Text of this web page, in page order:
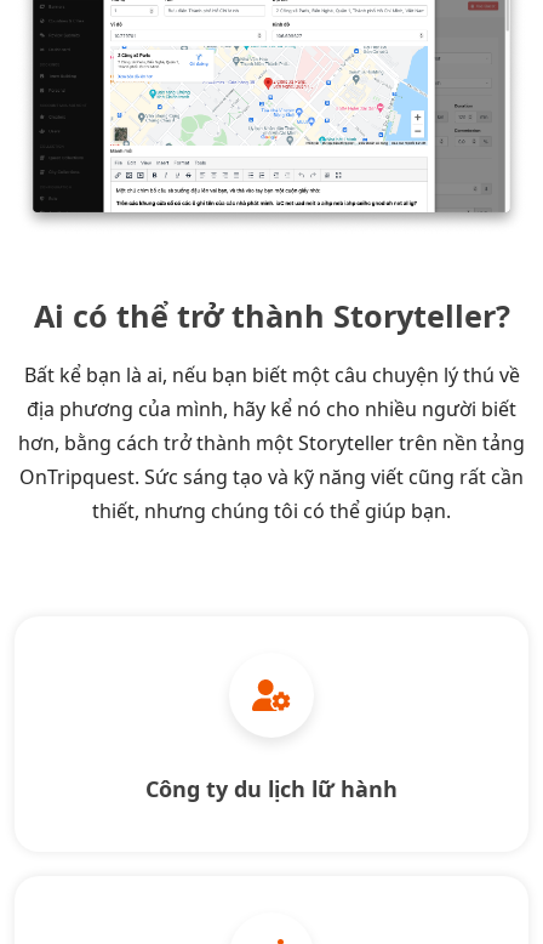
Ai có thể trở thành Storyteller?
Bất kể bạn là ai, nếu bạn biết một câu chuyện lý thú về
địa phương của mình, hãy kể nó cho nhiều người biết
hơn, bằng cách trở thành một Storyteller trên nền tảng
OnTripquest. Sức sáng tạo và kỹ năng viết cũng rất cần
thiết, nhưng chúng tôi có thể giúp bạn.
Công ty du lịch lữ hành